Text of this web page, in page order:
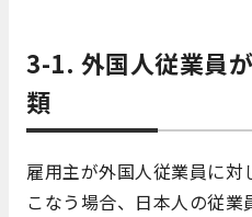
3-1. 外国人従業員
類
雇用主が外国人従業員に
こなう場合、日本人の従